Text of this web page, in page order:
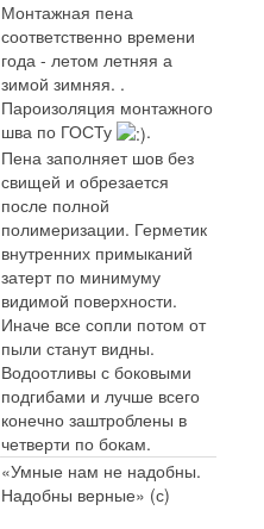
Монтажная пена
соответственно времени
года - летом летняя а
зимой зимняя. .
Пароизоляция монтажного
шва по ГОСТу
.
Пена заполняет шов без
свищей и обрезается
после полной
полимеризации. Герметик
внутренних примыканий
затерт по минимуму
видимой поверхности.
Иначе все сопли потом от
пыли станут видны.
Водоотливы с боковыми
подгибами и лучше всего
конечно заштроблены в
четверти по бокам.
«Умные нам не надобны.
Надобны верные» (с)